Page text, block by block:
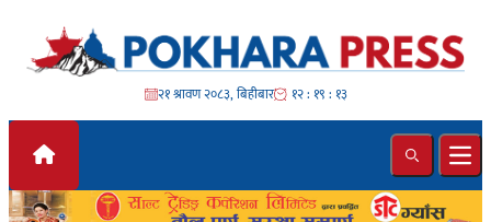
Skip to content
२१ श्रावण २०८३, बिहीबार १२ : १९ : १५
Search